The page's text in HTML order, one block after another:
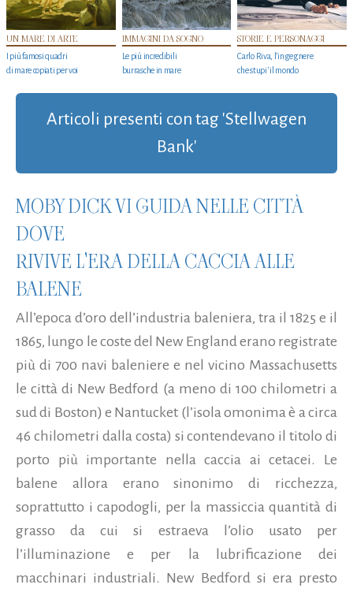
UN MARE DI ARTE
I più famosi quadri
di mare copiati per voi
IMMAGINI DA SOGNO
Le più incredibili
burrasche in mare
STORIE E PERSONAGGI
Carlo Riva, l’ingegnere
che stupi' il mondo
Articoli presenti con tag 'Stellwagen
Bank'
MOBY DICK VI GUIDA NELLE CITTÀ
DOVE
RIVIVE L'ERA DELLA CACCIA ALLE
BALENE
All’epoca d’oro dell’industria baleniera, tra il 1825 e il
1865, lungo le coste del New England erano registrate
più di 700 navi baleniere e nel vicino Massachusetts
le città di New Bedford (a meno di 100 chilometri a
sud di Boston) e Nantucket (l’isola omonima è a circa
46 chilometri dalla costa) si contendevano il titolo di
porto più importante nella caccia ai cetacei. Le
balene allora erano sinonimo di ricchezza,
soprattutto i capodogli, per la massiccia quantità di
grasso da cui si estraeva l’olio usato per
l’illuminazione e per la lubrificazione dei
macchinari industriali. New Bedford si era presto